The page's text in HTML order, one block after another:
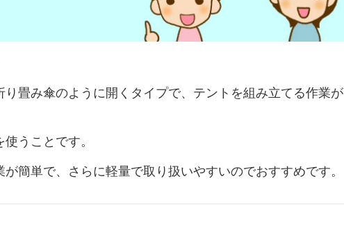
り畳み傘のように開くタイプで、テントを組み立てる作業が
使うことです。
簡単で、さらに軽量で取り扱いやすいのでおすすめです。